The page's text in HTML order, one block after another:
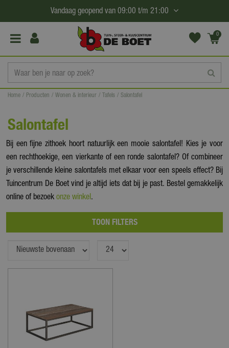
a
Home Producten Wonen & interieur Tafels Salontafel
Vandaag geopend van 09:00 t/m 21:00
0
(€0,
Salontafel
Bij een fijne zithoek hoort natuurlijk een mooie salontafel! Kies je voor
een rechthoekige, een vierkante of een ronde salontafel? Of combineer
je verschillende kleine salontafels met elkaar voor een speels effect? Bij
Tuincentrum De Boet vind je altijd iets dat bij je past. Bestel gemakkelijk
online of bezoek onze winkel.
TOON FILTERS